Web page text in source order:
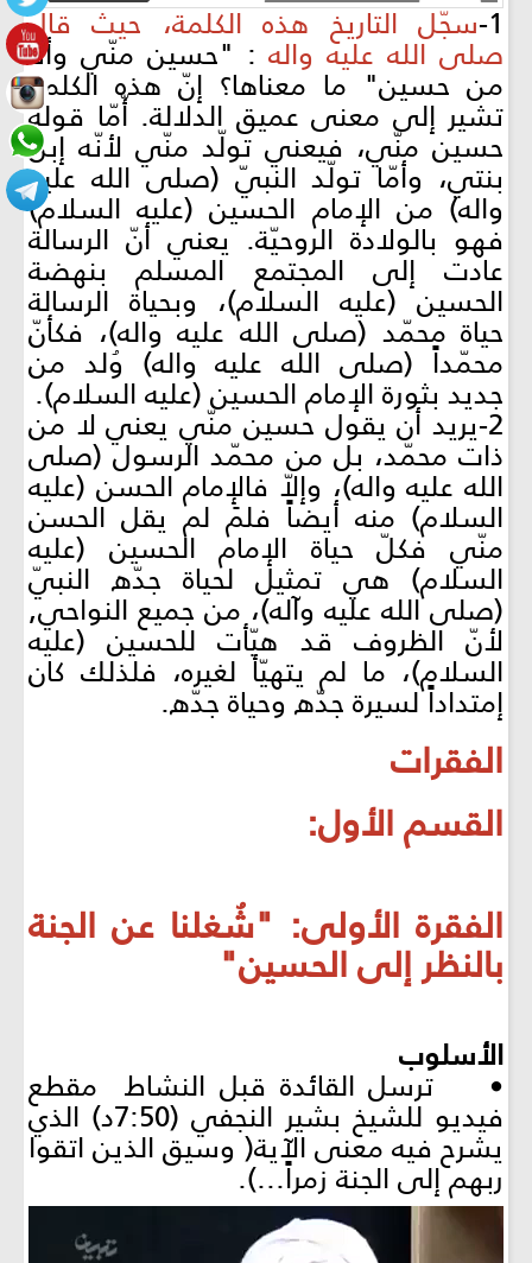
1- سجّل التاريخ هذه الكلمة، حيث قال
صلى الله عليه واله: "حسين منّي وأنا
من حسين" ما معناها؟ إنّ هذه الكلمة
تشير إلى معنى عميق الدلالة. أّمّا قوله
حسين منّي، فيعني تولّد منّي لأنّه إبن
بنتي، وأمّا تولّد النبيّ (صلى الله عليه
واله) من الإمام الحسين (عليه السلام)
فهو بالولادة الروحيّة. يعني أنّ الرسالة
عادت إلى المجتمع المسلم بنهضة
الحسين (عليه السلام)، وبحياة الرسالة
حياة محمّد (صلى الله عليه واله)، فكأنّ
محمّداً (صلى الله عليه واله) وُلد من
جديد بثورة الإمام الحسين (عليه السلام).
2-يريد أن يقول حسين منّي يعني لا من
ذات محمّد، بل من محمّد الرسول (صلى
الله عليه واله)، وإلاّ فالإمام الحسن (عليه
السلام) منه أيضاً فلمَ لم يقل الحسن
منّي فكلّ حياة الإمام الحسين (عليه
السلام) هي تمثيل لحياة جدّه النبيّ
(صلى الله عليه وآله)، من جميع النواحي,
لأنّ الظروف قد هيّأت للحسين (عليه
السلام)، ما لم يتهيّأ لغيره، فلذلك كان
إمتداداً لسيرة جدّه وحياة جدّه.
الفقرات
القسم الأول:
الفقرة الأولى: "شُغلنا عن الجنة
بالنظر إلى الحسين"
الأسلوب
• ترسل القائدة قبل النشاط مقطع
فيديو للشيخ بشير النجفي (7:50د) الذي
يشرح فيه معنى الآية( وسيق الذين اتقوا
ربهم إلى الجنة زمراً...).